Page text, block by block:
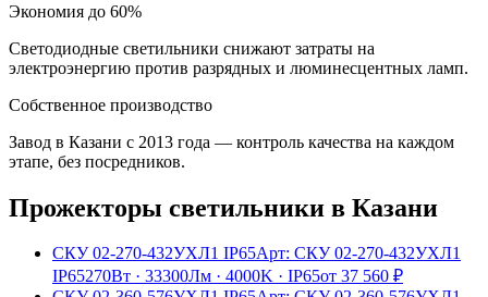
Экономия до 60%
Светодиодные светильники снижают затраты на
электроэнергию против разрядных и люминесцентных ламп.
Собственное производство
Завод в Казани с 2013 года — контроль качества на каждом
этапе, без посредников.
Прожекторы светильники в Казани
СКУ 02-270-432УХЛ1 IP65Арт: СКУ 02-270-432УХЛ1
IP65270Вт · 33300Лм · 4000K · IP65от 37 560 ₽